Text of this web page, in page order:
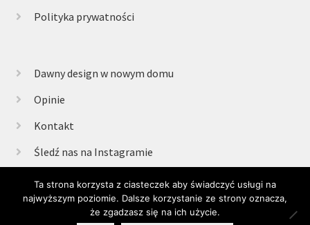
Polityka prywatności
Dawny design w nowym domu
Opinie
Kontakt
Śledź nas na Instagramie
© Retrogabinet 2025
Ta strona korzysta z ciasteczek aby świadczyć usługi na
najwyższym poziomie. Dalsze korzystanie ze strony oznacza,
że zgadzasz się na ich użycie.